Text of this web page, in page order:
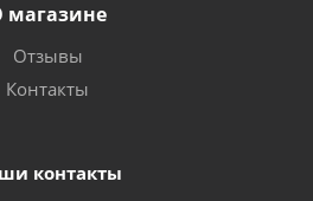
магазине
Отзывы
Контакты
контакты